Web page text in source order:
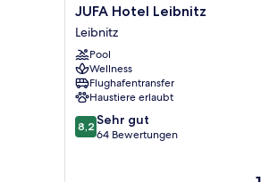
JUFA
Hotel
Leibnitz
Leibnitz
JUFA Hotel Leibnitz
Leibnitz
Pool
Wellness
Flughafentransfer
Haustiere erlaubt
8.2
von
8,2 Sehr gut
64 Bewertungen